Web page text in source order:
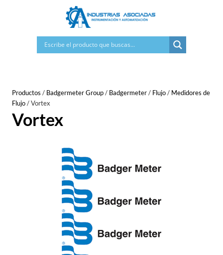
Productos / Badgermeter Group/ Badgermeter/ Flujo/ Medidores de
Flujo/Vortex
Vortex